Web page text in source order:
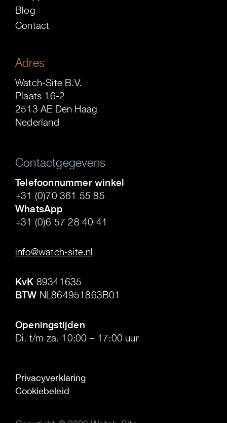
Blog
Contact
Adres
Watch-Site B.V.
Plaats 16-2
2513 AE Den Haag
Nederland
Contactgegevens
Telefoonnummer winkel
+31 (0)70 361 55 85
WhatsApp
+31 (0)6 57 28 40 41
info@watch-site.nl
KvK 89341635
BTW NL864951863B01
Openingstijden
Di. t/m za. 10:00 – 17:00 uur
Privacyverklaring
Cookiebeleid